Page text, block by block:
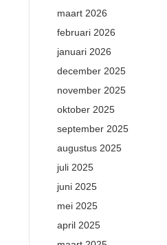
maart 2026
februari 2026
januari 2026
december 2025
november 2025
oktober 2025
september 2025
augustus 2025
juli 2025
juni 2025
mei 2025
april 2025